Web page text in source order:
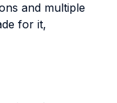
and multiple
for it,